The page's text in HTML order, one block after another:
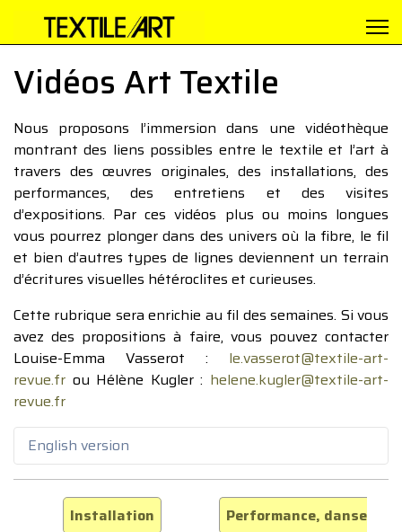
Vidéos Art Textile
Nous proposons l’immersion dans une vidéothèque
montrant des liens possibles entre le textile et l’art à
travers des œuvres originales, des installations, des
performances, des entretiens et des visites
d’expositions. Par ces vidéos plus ou moins longues
vous pourrez plonger dans des univers où la fibre, le fil
et bien d’autres types de lignes deviennent un terrain
d’écritures visuelles hétéroclites et curieuses.
Cette rubrique sera enrichie au fil des semaines. Si vous
avez des propositions à faire, vous pouvez contacter
Louise-Emma Vasserot : le.vasserot@textile-art-
revue.fr ou Hélène Kugler : helene.kugler@textile-art-
revue.fr
English version
Installation
Performance, danse